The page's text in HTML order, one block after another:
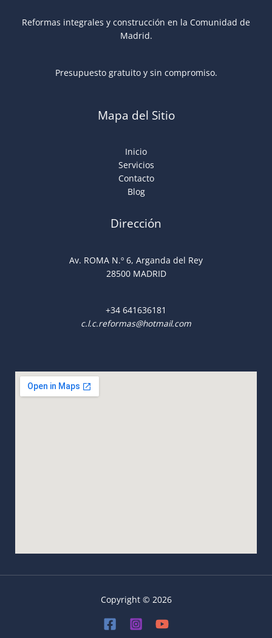
Reformas integrales y construcción en la Comunidad de
Madrid.
Presupuesto gratuito y sin compromiso.
Mapa del Sitio
Inicio
Servicios
Contacto
Blog
Dirección
Av. ROMA N.º 6, Arganda del Rey
28500 MADRID
+34 641636181
c.l.c.reformas@hotmail.com
Copyright © 2026